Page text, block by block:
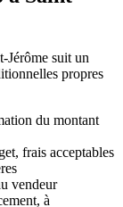
Jérôme suit un
propres
du montant
frais acceptables
vendeur
à